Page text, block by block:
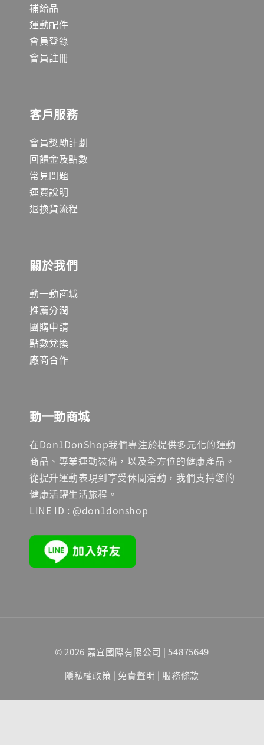
補給品
運動配件
會員登錄
會員註冊
客戶服務
會員獎勵計劃
回饋金及點數
常見問題
運費說明
退換貨流程
關於我們
動一動商城
推薦分潤
團購申請
點數兌換
廠商合作
動一動商城
在Don1DonShop我們專注於提供多元化的運動
商品、專業運動裝備，以及全方位的健康產品。
從提升運動表現到享受休閒活動，我們支持您的
健康活躍生活旅程。
LINE ID : @don1donshop
© 2026 嘉宜國際有限公司 | 54875649
隱私權政策 | 免責聲明 | 服務條款